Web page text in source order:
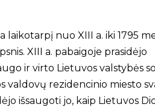
laikotarpį nuo XIII a. iki 1795
XIII a. pabaigoje prasidėjo
ir virto Lietuvos valstybės
valdovų rezidencinio miesto
išsaugoti jo, kaip Lietuvos